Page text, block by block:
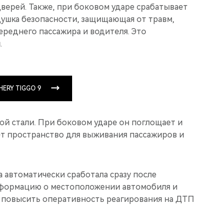
Также, при боковом ударе срабатывает
безопасности, защищающая от травм,
пассажира и водителя. Это
TIGGO 9
стали. При боковом ударе он поглощает и
пространство для выживания пассажиров и
сработала сразу после
о местоположении автомобиля и
оперативность реагирования на ДТП